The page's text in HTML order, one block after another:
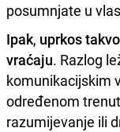
posumnjate u
Ipak, uprkos
vraćaju. Razlog
komunikacijskim
određenom
razumijevanje ili